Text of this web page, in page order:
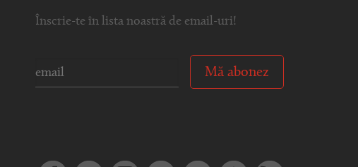
Înscrie-te în lista noastră de email-uri!
Mă abonez